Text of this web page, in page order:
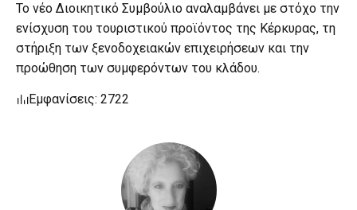
Το νέο Διοικητικό Συμβούλιο αναλαμβάνει με στόχο την
ενίσχυση του τουριστικού προϊόντος της Κέρκυρας, τη
στήριξη των ξενοδοχειακών επιχειρήσεων και την
προώθηση των συμφερόντων του κλάδου.
Εμφανίσεις: 2722